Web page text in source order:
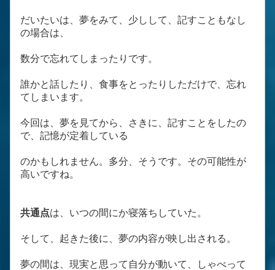
だいたいは、夢をみて、少しして、記すこともなし
の場合は、
数分で忘れてしまったりです。
誰かと話したり、食事をとったりしただけで、忘れ
てしまいます。
今回は、夢を見てから、さきに、記すことをしたの
で、記憶が定着している
のかもしれません。多分、そうです。その可能性が
高いですね。
共通点は、いつの間にか寝落ちしていた。
そして、起きた後に、夢の内容が映し出される。
夢の間は、現実と思って自分が動いて、しゃべって